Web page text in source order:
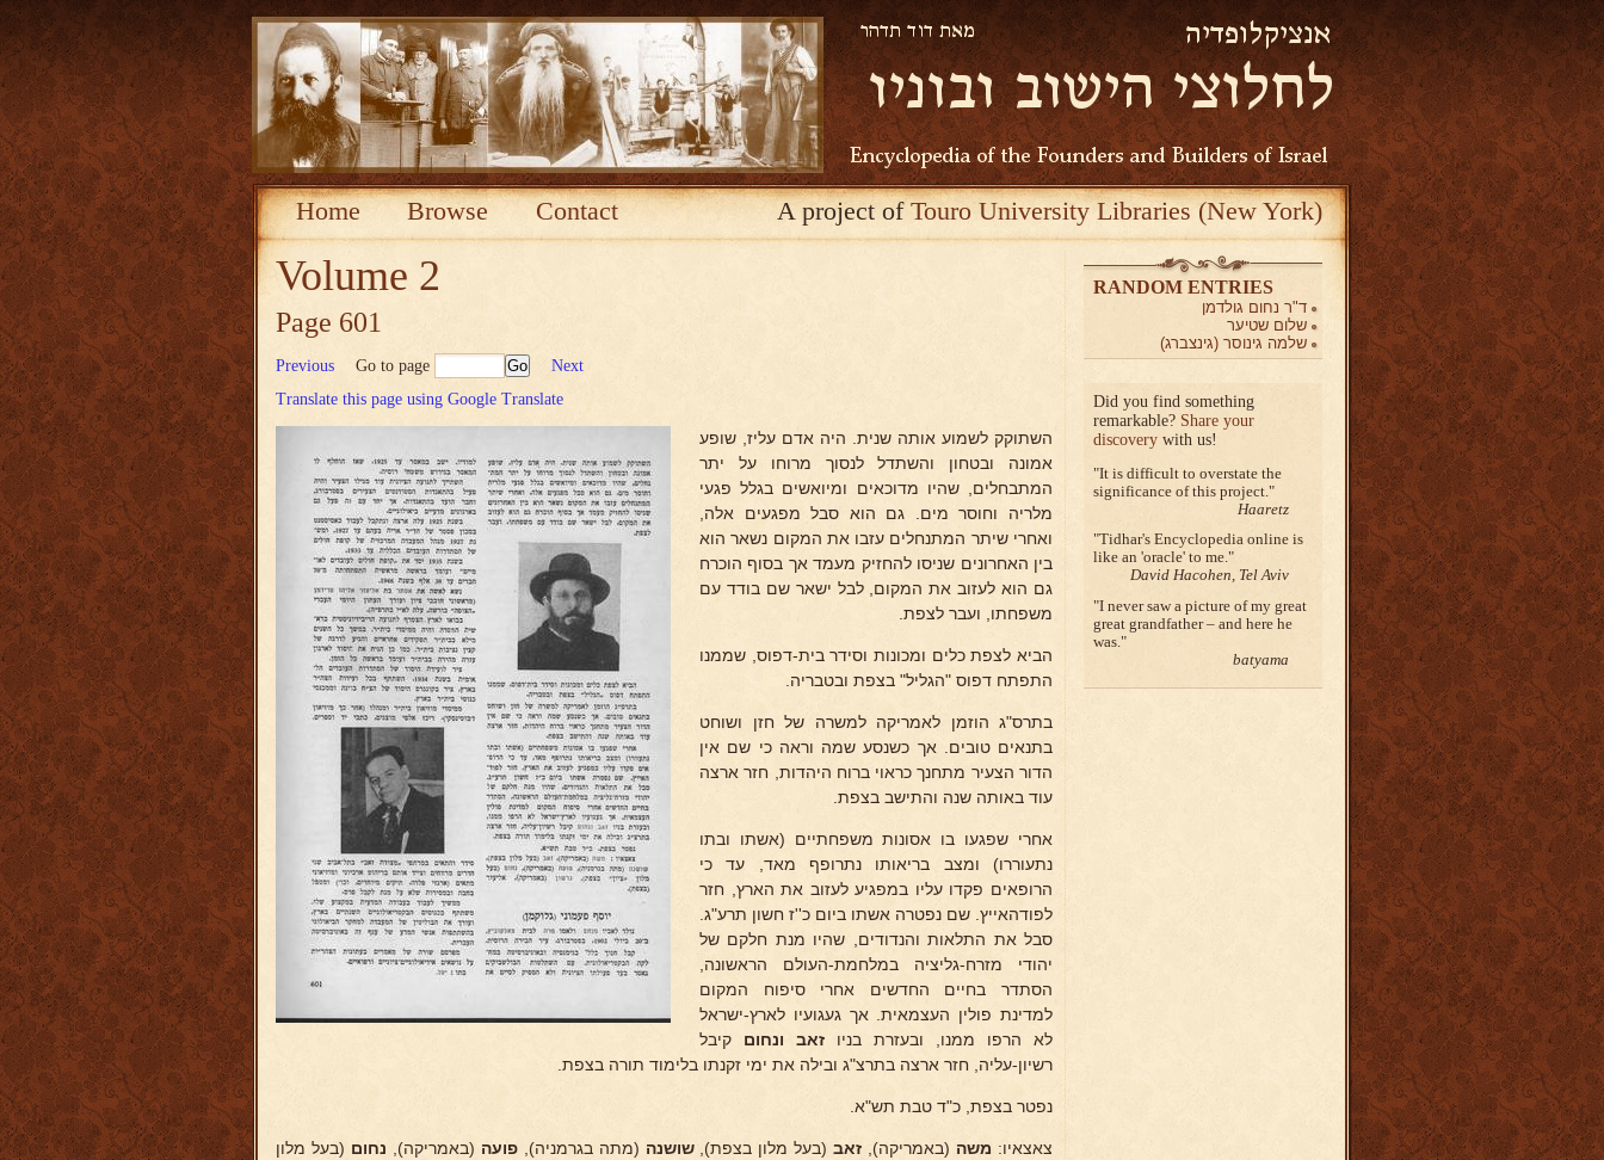
Home Browse Contact A project ofTouro University Libraries (New York)
Volume 2
Page 601
Previous Go to page
Next
Translate this page using Google Translate
השתוקק לשמוע אותה שנית. היה אדם עליז, שופע
אמונה ובטחון והשתדל לנסוך מרוחו על יתר
המתבחלים, שהיו מדוכאים ומיואשים בגלל פגעי
מלריה וחוסר מים. גם הוא סבל מפגעים אלה,
ואחרי שיתר המתנחלים עזבו את המקום נשאר הוא
בין האחרונים שניסו להחזיק מעמד אך בסוף הוכרח
גם הוא לעזוב את המקום, לבל ישאר שם בודד עם
משפחתו, ועבר לצפת.
הביא לצפת כלים ומכונות וסידר בית-דפוס, שממנו
התפתח דפוס "הגליל" בצפת ובטבריה.
בתרס"ג הוזמן לאמריקה למשרה של חזן ושוחט
בתנאים טובים. אך כשנסע שמה וראה כי שם אין
הדור הצעיר מתחנך כראוי ברוח היהדות, חזר ארצה
עוד באותה שנה והתישב בצפת.
אחרי שפגעו בו אסונות משפחתיים (אשתו ובתו
נתעוררו) ומצב בריאותו נתרופף מאד, עד כי
הרופאים פקדו עליו במפגיע לעזוב את הארץ, חזר
לפודהאייץ. שם נפטרה אשתו ביום כ''ז חשון תרע"ג.
סבל את התלאות והנדודים, שהיו מנת חלקם של
יהודי מזרח-גליציה במלחמת-העולם הראשונה,
הסתדר בחיים החדשים אחרי סיפוח המקום
למדינת פולין העצמאית. אך געגועיו לארץ-ישראל
לא הרפו ממנו, ובעזרת בניו זאב ונחום קיבל
רשיון-עליה, חזר ארצה בתרצ"ג ובילה את ימי זקנתו בלימוד תורה בצפת.
נפטר בצפת, כ"ד טבת תש"א.
צאצאיו: משה (באמריקה), זאב(בעל מלון בצפת),שושנה (מתה בגרמניה),פועה (באמריקה), נחום (בעל מלון
RANDOM ENTRIES
ד"ר נחום גולדמן
שלום שטיער
שלמה גינוסר (גינצברג)
Did you find something
remarkable? Share your
discovery with us!
It is difficult to overstate the
significance of this project.
Haaretz
Tidhar's Encyclopedia online is
like an 'oracle' to me.
David Hacohen, Tel Aviv
I never saw a picture of my great
great grandfather – and here he
was.
batyama